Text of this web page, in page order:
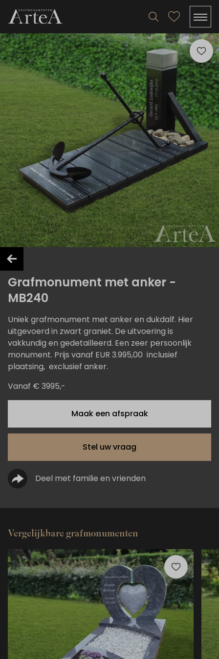
Grafmonument met anker -
MB240
Uniek grafmonument met anker en dukdalf. Hier
uitgevoerd in zwart graniet. De uitvoering is
vakkundig en gedetailleerd. Een zeer persoonlijk
monument. Prijs vanaf EUR 3.995,00 inclusief
plaatsing, exclusief anker.
Vanaf € 3995,-
Maak een afspraak
Stel uw vraag
Deel met familie en vrienden
Vergelijkbare grafmonumenten